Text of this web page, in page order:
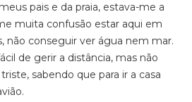
pais e da praia, estava-me a
muita confusão estar aqui em
não conseguir ver água nem mar.
de gerir a distância, mas não
sabendo que para ir a casa